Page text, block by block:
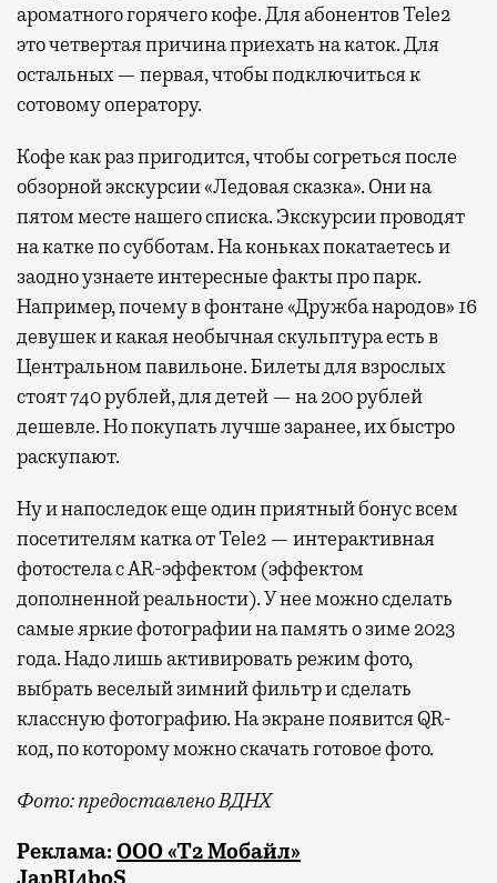
ароматного горячего кофе. Для абонентов Tele2
это четвертая причина приехать на каток. Для
остальных — первая, чтобы подключиться к
сотовому оператору.
Кофе как раз пригодится, чтобы согреться после
обзорной экскурсии «Ледовая сказка». Они на
пятом месте нашего списка. Экскурсии проводят
на катке по субботам. На коньках покатаетесь и
заодно узнаете интересные факты про парк.
Например, почему в фонтане «Дружба народов» 16
девушек и какая необычная скульптура есть в
Центральном павильоне. Билеты для взрослых
стоят 740 рублей, для детей — на 200 рублей
дешевле. Но покупать лучше заранее, их быстро
раскупают.
Ну и напоследок еще один приятный бонус всем
посетителям катка от Tele2 — интерактивная
фотостела с AR-эффектом (эффектом
дополненной реальности). У нее можно сделать
самые яркие фотографии на память о зиме 2023
года. Надо лишь активировать режим фото,
выбрать веселый зимний фильтр и сделать
классную фотографию. На экране появится QR-
код, по которому можно скачать готовое фото.
Фото: предоставлено ВДНХ
Реклама: ООО «Т2 Мобайл»